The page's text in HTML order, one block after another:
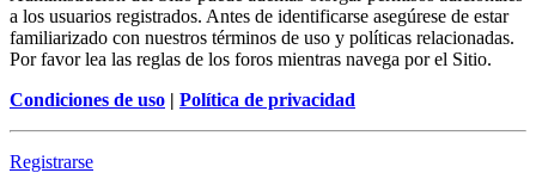
a los usuarios registrados. Antes de identificarse asegúrese de estar
familiarizado con nuestros términos de uso y políticas relacionadas.
Por favor lea las reglas de los foros mientras navega por el Sitio.
Condiciones de uso | Política de privacidad
Registrarse